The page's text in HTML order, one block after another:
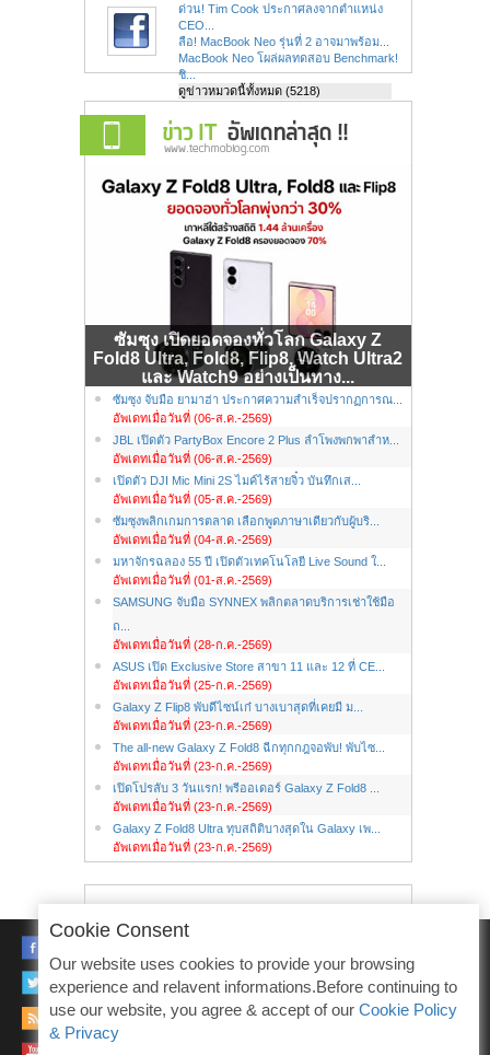
ด่วน! Tim Cook ประกาศลงจากตำแหน่ง
CEO...
ลือ! MacBook Neo รุ่นที่ 2 อาจมาพร้อม...
MacBook Neo โผล่ผลทดสอบ Benchmark!
ชิ...
ดูข่าวหมวดนี้ทั้งหมด (5218)
ซัมซุง เปิดยอดจองทั่วโลก Galaxy Z
Fold8 Ultra, Fold8, Flip8, Watch Ultra2
และ Watch9 อย่างเป็นทาง...
ซัมซุง จับมือ ยามาฮ่า ประกาศความสำเร็จปรากฏการณ...
อัพเดทเมื่อวันที่ (06-ส.ค.-2569)
JBL เปิดตัว PartyBox Encore 2 Plus ลำโพงพกพาสำห...
อัพเดทเมื่อวันที่ (06-ส.ค.-2569)
เปิดตัว DJI Mic Mini 2S ไมค์ไร้สายจิ๋ว บันทึกเส...
อัพเดทเมื่อวันที่ (05-ส.ค.-2569)
ซัมซุงพลิกเกมการตลาด เลือกพูดภาษาเดียวกับผู้บริ...
อัพเดทเมื่อวันที่ (04-ส.ค.-2569)
มหาจักรฉลอง 55 ปี เปิดตัวเทคโนโลยี Live Sound ใ...
อัพเดทเมื่อวันที่ (01-ส.ค.-2569)
SAMSUNG จับมือ SYNNEX พลิกตลาดบริการเช่าใช้มือ
ถ...
อัพเดทเมื่อวันที่ (28-ก.ค.-2569)
ASUS เปิด Exclusive Store สาขา 11 และ 12 ที่ CE...
อัพเดทเมื่อวันที่ (25-ก.ค.-2569)
Galaxy Z Flip8 พับดีไซน์เก๋ บางเบาสุดที่เคยมี ม...
อัพเดทเมื่อวันที่ (23-ก.ค.-2569)
The all-new Galaxy Z Fold8 ฉีกทุกกฎจอพับ! พับไซ...
อัพเดทเมื่อวันที่ (23-ก.ค.-2569)
เปิดโปรลับ 3 วันแรก! พรีออเดอร์ Galaxy Z Fold8 ...
อัพเดทเมื่อวันที่ (23-ก.ค.-2569)
Galaxy Z Fold8 Ultra ทุบสถิติบางสุดใน Galaxy เพ...
อัพเดทเมื่อวันที่ (23-ก.ค.-2569)
TWITTER
RSS
Cookie Consent
Our website uses cookies to provide your browsing
experience and relavent informations.Before continuing to
use our website, you agree & accept of our Cookie Policy
& Privacy